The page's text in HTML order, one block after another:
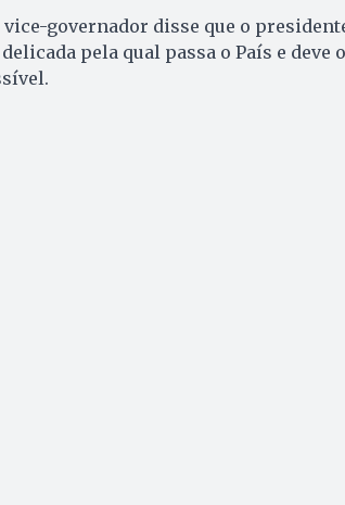
vice-governador disse que o
pela qual passa o País e deve